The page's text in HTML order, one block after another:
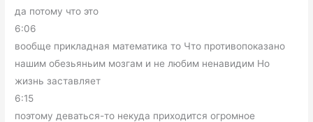
да потому что это
6:06
вообще прикладная математика то Что противопоказано
нашим обезьяньим мозгам и не любим ненавидим Но
жизнь заставляет
6:15
поэтому деваться-то некуда приходится огромное